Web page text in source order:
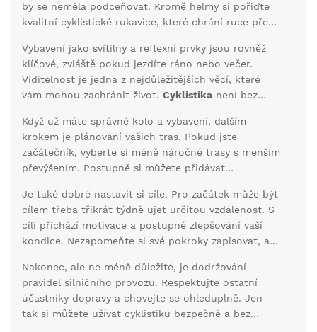
by se neměla podceňovat. Kromě helmy si pořiďte
kvalitní cyklistické rukavice, které chrání ruce před
volný pohyb. Pokud plánujete delší výlety, investujte
do speciálních cyklistických kalhot s vložkou, která
výrazně zvyšuje komfort při delším sezení na sedle.
Vybavení jako svítilny a reflexní prvky jsou rovněž
klíčové, zvláště pokud jezdíte ráno nebo večer.
Viditelnost je jedna z nejdůležitějších věcí, které
vám mohou zachránit život. Cyklistika není bez
minimalizovat.
Když už máte správné kolo a vybavení, dalším
krokem je plánování vašich tras. Pokud jste
začátečník, vyberte si méně náročné trasy s menším
převýšením. Postupně si můžete přidávat
zlepšuje. Prozkoumávejte nové trasy a nezapomeňte
si trasu předem naplánovat, aby vás nepřekvapila
nečekaná překážka.
Je také dobré nastavit si cíle. Pro začátek může být
cílem třeba třikrát týdně ujet určitou vzdálenost. S
cíli přichází motivace a postupné zlepšování vaší
kondice. Nezapomeňte si své pokroky zapisovat, ať
pomohou sledovat dosahování cílů.
Nakonec, ale ne méně důležité, je dodržování
pravidel silničního provozu. Respektujte ostatní
účastníky dopravy a chovejte se ohleduplně. Jen
tak si můžete užívat cyklistiku bezpečně a bez